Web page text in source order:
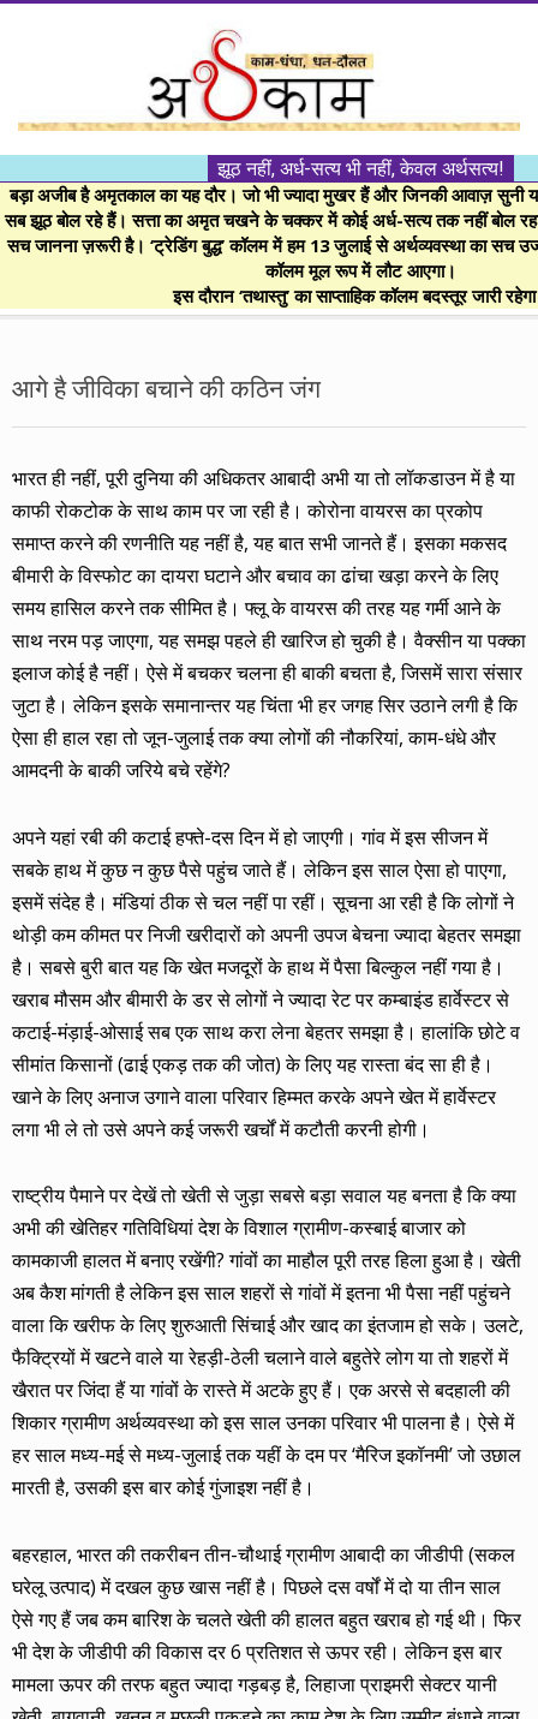
।।
अर्थकाम।।
BE
FINANCIALLY
CLEVER!
झूठ नहीं, अर्ध-सत्य भी नहीं, केवल अर्थसत्य!
बड़ा अजीब है अमृतकाल का यह दौर। जो भी ज्यादा मुखर हैं और जिनकी आवाज़ सुनी
सब झूठ बोल रहे हैं। सत्ता का अमृत चखने के चक्कर में कोई अर्ध-सत्य तक नहीं बोल
सच जानना ज़रूरी है। ‘ट्रेडिंग बुद्ध’ कॉलम में हम 13 जुलाई से अर्थव्यवस्था का सच
कॉलम मूल रूप में लौट आएगा।
इस दौरान ‘तथास्तु’ का साप्ताहिक कॉलम बदस्तूर जारी
Menu
आगे है जीविका बचाने की कठिन जंग
भारत ही नहीं, पूरी दुनिया की अधिकतर आबादी अभी या तो लॉकडाउन में है या
काफी रोकटोक के साथ काम पर जा रही है। कोरोना वायरस का प्रकोप
समाप्त करने की रणनीति यह नहीं है, यह बात सभी जानते हैं। इसका मकसद
बीमारी के विस्फोट का दायरा घटाने और बचाव का ढांचा खड़ा करने के लिए
समय हासिल करने तक सीमित है। फ्लू के वायरस की तरह यह गर्मी आने के
साथ नरम पड़ जाएगा, यह समझ पहले ही खारिज हो चुकी है। वैक्सीन या पक्का
इलाज कोई है नहीं। ऐसे में बचकर चलना ही बाकी बचता है, जिसमें सारा संसार
जुटा है। लेकिन इसके समानान्तर यह चिंता भी हर जगह सिर उठाने लगी है कि
ऐसा ही हाल रहा तो जून-जुलाई तक क्या लोगों की नौकरियां, काम-धंधे और
आमदनी के बाकी जरिये बचे रहेंगे?
अपने यहां रबी की कटाई हफ्ते-दस दिन में हो जाएगी। गांव में इस सीजन में
सबके हाथ में कुछ न कुछ पैसे पहुंच जाते हैं। लेकिन इस साल ऐसा हो पाएगा,
इसमें संदेह है। मंडियां ठीक से चल नहीं पा रहीं। सूचना आ रही है कि लोगों ने
थोड़ी कम कीमत पर निजी खरीदारों को अपनी उपज बेचना ज्यादा बेहतर समझा
है। सबसे बुरी बात यह कि खेत मजदूरों के हाथ में पैसा बिल्कुल नहीं गया है।
खराब मौसम और बीमारी के डर से लोगों ने ज्यादा रेट पर कम्बाइंड हार्वेस्टर से
कटाई-मंड़ाई-ओसाई सब एक साथ करा लेना बेहतर समझा है। हालांकि छोटे व
सीमांत किसानों (ढाई एकड़ तक की जोत) के लिए यह रास्ता बंद सा ही है।
खाने के लिए अनाज उगाने वाला परिवार हिम्मत करके अपने खेत में हार्वेस्टर
लगा भी ले तो उसे अपने कई जरूरी खर्चों में कटौती करनी होगी।
राष्ट्रीय पैमाने पर देखें तो खेती से जुड़ा सबसे बड़ा सवाल यह बनता है कि क्या
अभी की खेतिहर गतिविधियां देश के विशाल ग्रामीण-कस्बाई बाजार को
कामकाजी हालत में बनाए रखेंगी? गांवों का माहौल पूरी तरह हिला हुआ है। खेती
अब कैश मांगती है लेकिन इस साल शहरों से गांवों में इतना भी पैसा नहीं पहुंचने
वाला कि खरीफ के लिए शुरुआती सिंचाई और खाद का इंतजाम हो सके। उलटे,
फैक्ट्रियों में खटने वाले या रेहड़ी-ठेली चलाने वाले बहुतेरे लोग या तो शहरों में
खैरात पर जिंदा हैं या गांवों के रास्ते में अटके हुए हैं। एक अरसे से बदहाली की
शिकार ग्रामीण अर्थव्यवस्था को इस साल उनका परिवार भी पालना है। ऐसे में
हर साल मध्य-मई से मध्य-जुलाई तक यहीं के दम पर ‘मैरिज इकॉनमी’ जो उछाल
मारती है, उसकी इस बार कोई गुंजाइश नहीं है।
बहरहाल, भारत की तकरीबन तीन-चौथाई ग्रामीण आबादी का जीडीपी (सकल
घरेलू उत्पाद) में दखल कुछ खास नहीं है। पिछले दस वर्षों में दो या तीन साल
ऐसे गए हैं जब कम बारिश के चलते खेती की हालत बहुत खराब हो गई थी। फिर
भी देश के जीडीपी की विकास दर 6 प्रतिशत से ऊपर रही। लेकिन इस बार
मामला ऊपर की तरफ बहुत ज्यादा गड़बड़ है, लिहाजा प्राइमरी सेक्टर यानी